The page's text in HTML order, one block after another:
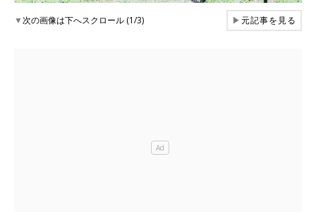
▼次の画像は下へスクロール (1/3) ▶元記事を見る